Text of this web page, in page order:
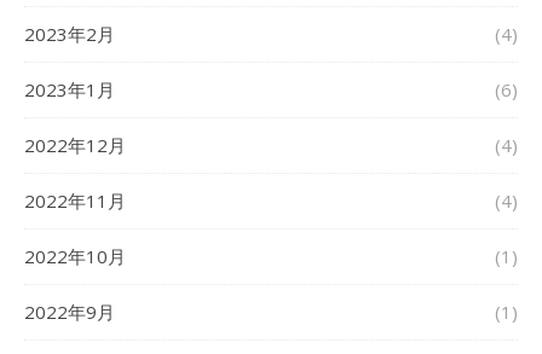
2023年2月 (4)
2023年1月 (6)
2022年12月 (4)
2022年11月 (4)
2022年10月 (1)
2022年9月 (1)